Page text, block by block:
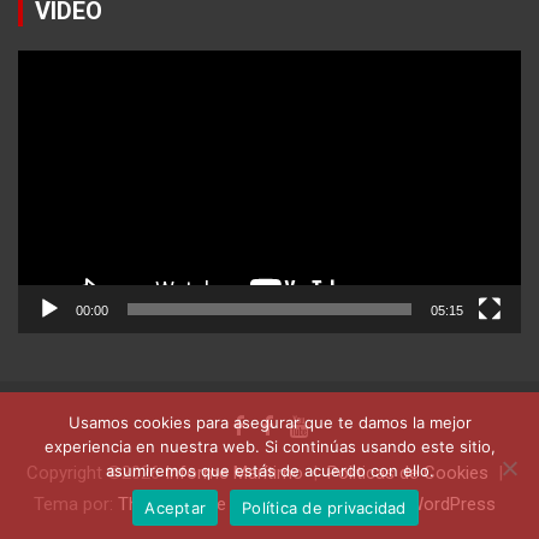
VIDEO
00:00 05:15
Copyright ©2026Informe Marítimo
Politicas de Cookies
Tema por: Theme Horse Funciona gracias a: WordPress
Usamos cookies para asegurar que te damos la mejor
experiencia en nuestra web. Si continúas usando este sitio,
asumiremos que estás de acuerdo con ello.
Aceptar
Política de privacidad